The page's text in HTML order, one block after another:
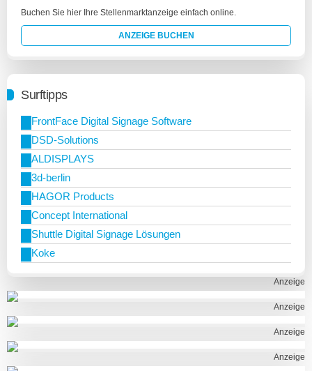
Buchen Sie hier Ihre Stellenmarktanzeige einfach online.
ANZEIGE BUCHEN
Surftipps
FrontFace Digital Signage Software
DSD-Solutions
ALDISPLAYS
3d-berlin
HAGOR Products
Concept International
Shuttle Digital Signage Lösungen
Koke
Anzeige
Anzeige
Anzeige
Anzeige